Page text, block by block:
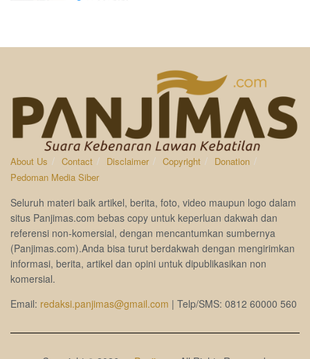
About Us Contact Disclaimer Copyright
Donation
Pedoman Media Siber
Seluruh materi baik artikel, berita, foto, video maupun logo dalam
situs Panjimas.com bebas copy untuk keperluan dakwah dan
referensi non-komersial, dengan mencantumkan sumbernya
(Panjimas.com).Anda bisa turut berdakwah dengan mengirimkan
informasi, berita, artikel dan opini untuk dipublikasikan non
komersial.
Email: redaksi.panjimas@gmail.com | Telp/SMS: 0812 60000 560